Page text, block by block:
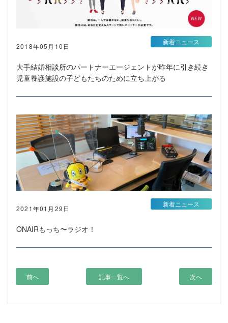
2018年05月10日
大手結婚相談所のパートナーエージェントが昨年に引き続き
児童養護施設の子どもたちのために立ち上がる
新着ニュース
2021年01月29日
ONAIRもっち〜ラジオ！
新着ニュース
前へ 記事一覧へ 次へ